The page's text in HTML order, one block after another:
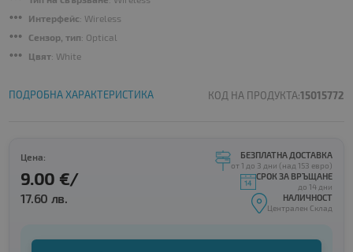
Интерфейс: Wireless
Сензор, тип: Optical
Цвят: White
ПОДРОБНА ХАРАКТЕРИСТИКА КОД НА ПРОДУКТА:15015772
Цена:
9.00 €/
17.60 лв.
БЕЗПЛАТНА ДОСТАВКА
от 1 до 3 дни (над 153 евро)
СРОК ЗА ВРЪЩАНЕ
до 14 дни
НАЛИЧНОСТ
Централен Склад